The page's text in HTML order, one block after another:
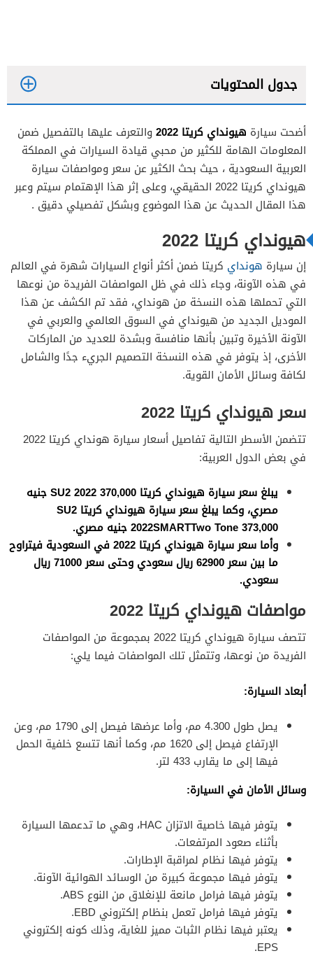
جدول المحتويات
سعر هيونداي كريتا 2022
مواصفات هيونداي كريتا 2022
محرك كريتا 2022
تصميم كريتا 2022
أضحت سيارة هيونداي كريتا 2022
والتعرف عليها بالتفصيل ضمن
المعلومات الهامة للكثير من محبي قيادة السيارات في المملكة
العربية السعودية ، حيث بحث الكثير عن سعر ومواصفات سيارة
هيونداي كريتا 2022 الحقيقي، وعلى إثر هذا الإهتمام سيتم وعبر
هذا المقال الحديث عن هذا الموضوع وبشكل تفصيلي دقيق .
هيونداي كريتا 2022
إن سيارة هونداي كريتا ضمن أكثر أنواع السيارات شهرة في العالم
في هذه الآونة، وجاء ذلك في ظل المواصفات الفريدة من نوعها
التي تحملها هذه النسخة من هونداي، فقد تم الكشف عن هذا
الموديل الجديد من هيونداي في السوق العالمي والعربي في
الآونة الأخيرة وتبين بأنها منافسة وبشدة للعديد من الماركات
الأخرى، إذ يتوفر في هذه النسخة التصميم الجريء جدًا والشامل
لكافة وسائل الأمان القوية.
سعر هيونداي كريتا 2022
تتضمن الأسطر التالية تفاصيل أسعار سيارة هونداي كريتا 2022
في بعض الدول العربية:
يبلغ سعر سيارة هيونداي كريتا SU2 2022 370,000 جنيه
مصري، وكما يبلغ سعر سيارة هيونداي كريتا SU2
2022SMARTTwo Tone 373,000 جنيه مصري.
وأما سعر سيارة هيونداي كريتا 2022 في السعودية فيتراوح
ما بين سعر 62900 ريال سعودي وحتى سعر 71000 ريال
سعودي.
مواصفات هيونداي كريتا 2022
تتصف سيارة هيونداي كريتا 2022 بمجموعة من المواصفات
الفريدة من نوعها، وتتمثل تلك المواصفات فيما يلي:
أبعاد السيارة:
يصل طول 4.300 مم، وأما عرضها فيصل إلى 1790 مم، وعن
الإرتفاع فيصل إلى 1620 مم، وكما أنها تتسع خلفية الحمل
فيها إلى ما يقارب 433 لتر.
وسائل الأمان في السيارة:
يتوفر فيها خاصية الاتزان HAC، وهي ما تدعمها السيارة
بأثناء صعود المرتفعات.
يتوفر فيها نظام لمراقبة الإطارات.
يتوفر فيها مجموعة كبيرة من الوسائد الهوائية الآونة.
يتوفر فيها فرامل مانعة للإنغلاق من النوع ABS.
يتوفر فيها فرامل تعمل بنظام إلكتروني EBD.
يعتبر فيها نظام الثبات مميز للغاية، وذلك كونه إلكتروني
EPS.